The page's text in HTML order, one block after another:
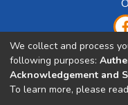
We collect and process
following purposes:
Acknowledgement and
To learn more, please